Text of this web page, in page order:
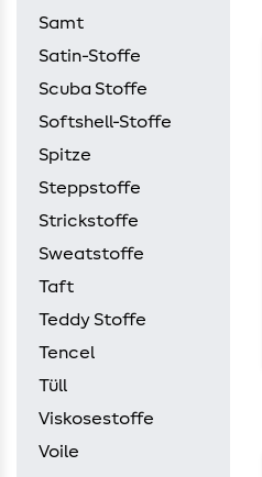
Samt
Satin-Stoffe
Scuba Stoffe
Softshell-Stoffe
Spitze
Steppstoffe
Strickstoffe
Sweatstoffe
Taft
Teddy Stoffe
Tencel
Tüll
Viskosestoffe
Voile